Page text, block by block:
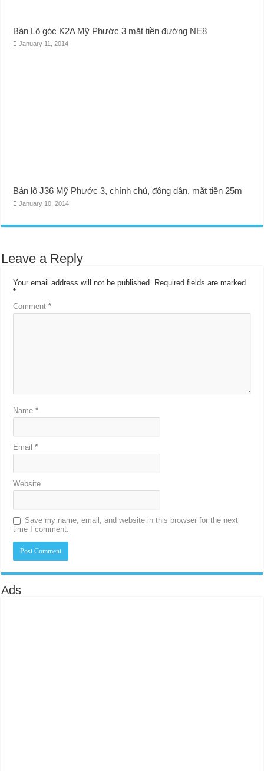
Bán Lô góc K2A Mỹ Phước 3 mặt tiền đường NE8
January 11, 2014
Bán lô J36 Mỹ Phước 3, chính chủ, đông dân, mặt tiền 25m
January 10, 2014
Leave a Reply
Your email address will not be published.
Required fields are marked
*
Comment*
Name*
Email*
Website
Save my name, email, and website in this browser for the next
time I comment.
Ads